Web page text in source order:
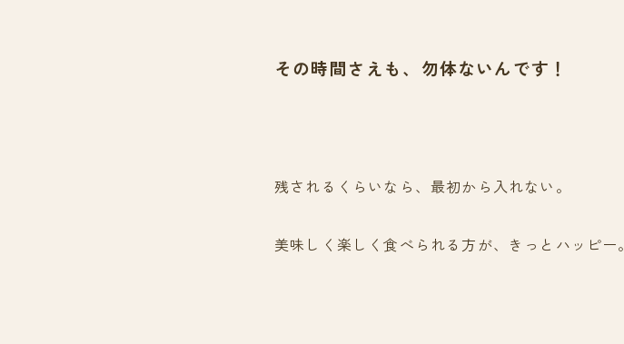
その時間さえも、勿体ないんです！
残されるくらいなら、最初から入れない。
美味しく楽しく食べられる方が、きっとハッピー。